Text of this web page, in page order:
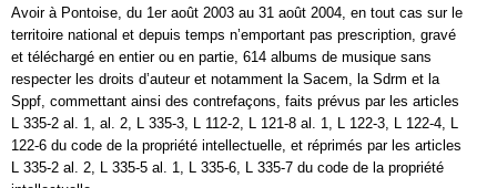
Avoir à Pontoise, du 1er août 2003 au 31 août 2004, en tout cas sur le
territoire national et depuis temps n’emportant pas prescription, gravé
et téléchargé en entier ou en partie, 614 albums de musique sans
respecter les droits d’auteur et notamment la Sacem, la Sdrm et la
Sppf, commettant ainsi des contrefaçons, faits prévus par les articles
L 335-2 al. 1, al. 2, L 335-3, L 112-2, L 121-8 al. 1, L 122-3, L 122-4, L
122-6 du code de la propriété intellectuelle, et réprimés par les articles
L 335-2 al. 2, L 335-5 al. 1, L 335-6, L 335-7 du code de la propriété